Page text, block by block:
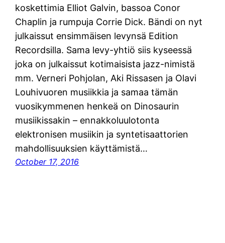
koskettimia Elliot Galvin, bassoa Conor
Chaplin ja rumpuja Corrie Dick. Bändi on nyt
julkaissut ensimmäisen levynsä Edition
Recordsilla. Sama levy-yhtiö siis kyseessä
joka on julkaissut kotimaisista jazz-nimistä
mm. Verneri Pohjolan, Aki Rissasen ja Olavi
Louhivuoren musiikkia ja samaa tämän
vuosikymmenen henkeä on Dinosaurin
musiikissakin – ennakkoluulotonta
elektronisen musiikin ja syntetisaattorien
mahdollisuuksien käyttämistä…
October 17, 2016